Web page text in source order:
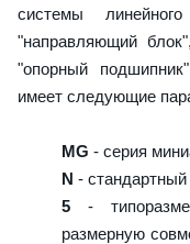
системы
"направляющий
"опорный
имеет следующие
MG - серия
N - стандартный
5 -
размерную